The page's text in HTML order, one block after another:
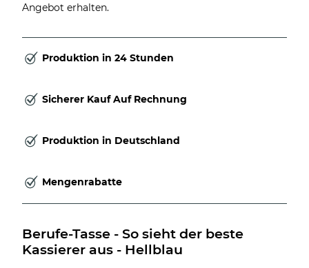
Angebot erhalten.
Produktion in 24 Stunden
Sicherer Kauf Auf Rechnung
Produktion in Deutschland
Mengenrabatte
Berufe-Tasse - So sieht der beste
Kassierer aus - Hellblau